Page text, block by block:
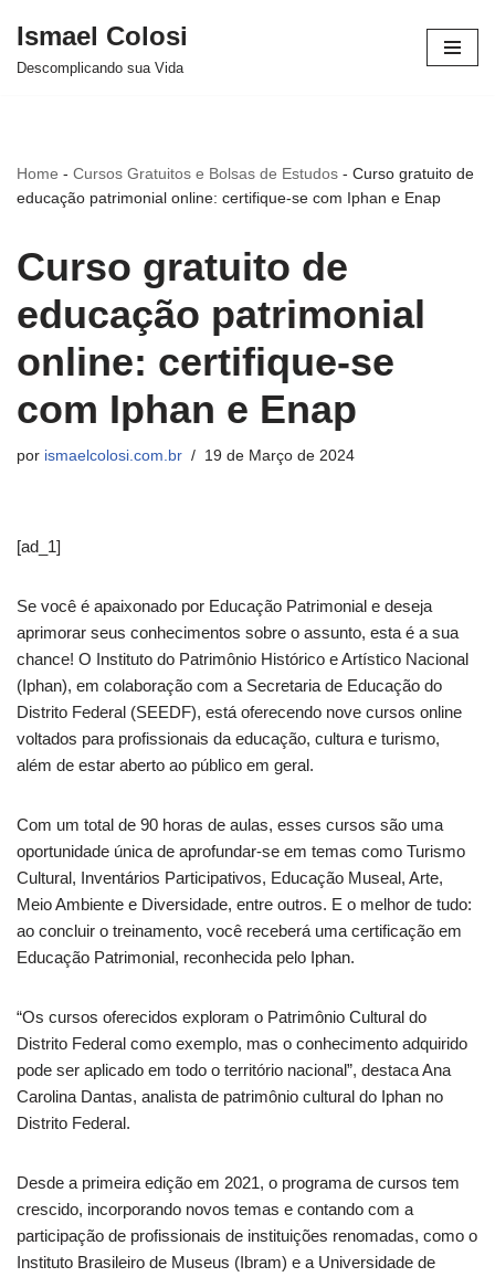
Avançar
Ismael Colosi
Descomplicando sua Vida
Home - Cursos Gratuitos e Bolsas de Estudos - Curso gratuito de
educação patrimonial online: certifique-se com Iphan e Enap
Curso gratuito de
educação patrimonial
online: certifique-se
com Iphan e Enap
por ismaelcolosi.com.br 19 de Março de 2024
[ad_1]
Se você é apaixonado por Educação Patrimonial e deseja
aprimorar seus conhecimentos sobre o assunto, esta é a sua
chance! O Instituto do Patrimônio Histórico e Artístico Nacional
(Iphan), em colaboração com a Secretaria de Educação do
Distrito Federal (SEEDF), está oferecendo nove cursos online
voltados para profissionais da educação, cultura e turismo,
além de estar aberto ao público em geral.
Com um total de 90 horas de aulas, esses cursos são uma
oportunidade única de aprofundar-se em temas como Turismo
Cultural, Inventários Participativos, Educação Museal, Arte,
Meio Ambiente e Diversidade, entre outros. E o melhor de tudo:
ao concluir o treinamento, você receberá uma certificação em
Educação Patrimonial, reconhecida pelo Iphan.
“Os cursos oferecidos exploram o Patrimônio Cultural do
Distrito Federal como exemplo, mas o conhecimento adquirido
pode ser aplicado em todo o território nacional”, destaca Ana
Carolina Dantas, analista de patrimônio cultural do Iphan no
Distrito Federal.
Desde a primeira edição em 2021, o programa de cursos tem
crescido, incorporando novos temas e contando com a
participação de profissionais de instituições renomadas, como o
Instituto Brasileiro de Museus (Ibram) e a Universidade de